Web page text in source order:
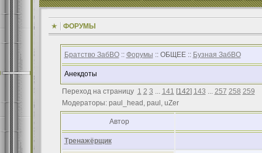
ФОРУМЫ
Братство ЗабВО:: Форумы :: ОБЩЕЕ :: Бузная ЗабВО
Анекдоты
Переход на страницу 1 2 3 ... 141 [142] 143 ... 257 258 259
Модераторы: paul_head, paul, uZer
Автор
Тренажёрщик